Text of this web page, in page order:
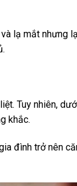
lạ mắt nhưng
Tuy nhiên,
khắc.
đình trở nên